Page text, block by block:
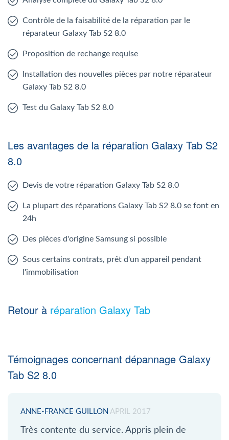
Contrôle de la faisabilité de la réparation par le
réparateur Galaxy Tab S2 8.0
Proposition de rechange requise
Installation des nouvelles pièces par notre réparateur
Galaxy Tab S2 8.0
Test du Galaxy Tab S2 8.0
Les avantages de la réparation Galaxy Tab S2
8.0
Devis de votre réparation Galaxy Tab S2 8.0
La plupart des réparations Galaxy Tab S2 8.0 se font en
24h
Des pièces d'origine Samsung si possible
Sous certains contrats, prêt d'un appareil pendant
l'immobilisation
Retour à réparation Galaxy Tab
Témoignages concernant dépannage Galaxy
Tab S2 8.0
ANNE-FRANCE GUILLON APRIL 2017
Très contente du service. Appris plein de